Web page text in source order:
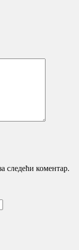
следећи коментар.